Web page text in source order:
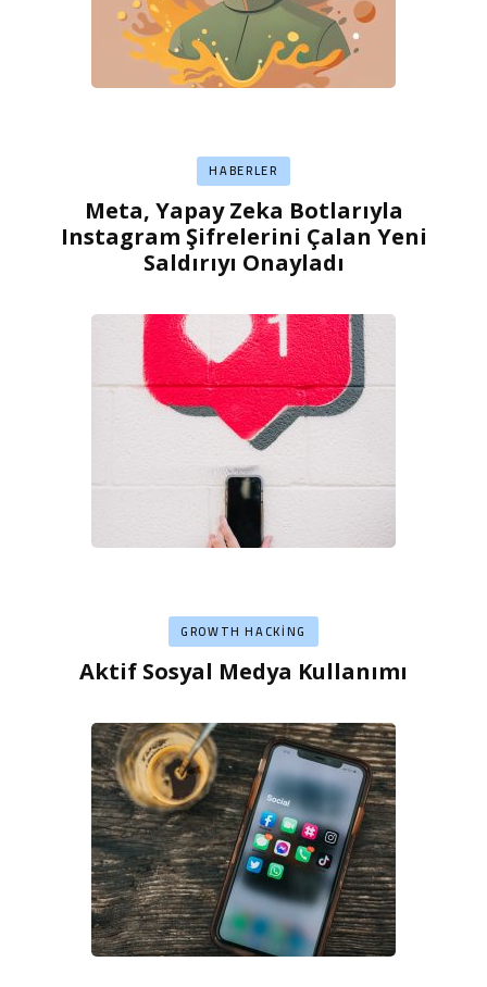
HABERLER
Meta, Yapay Zeka Botlarıyla
Instagram Şifrelerini Çalan Yeni
Saldırıyı Onayladı
GROWTH HACKING
Aktif Sosyal Medya Kullanımı